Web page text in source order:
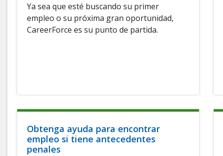
Ya sea que esté buscando su primer
empleo o su próxima gran oportunidad,
CareerForce es su punto de partida.
Obtenga ayuda para encontrar
empleo si tiene antecedentes
penales